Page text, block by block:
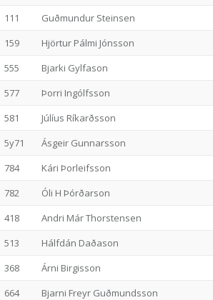
111
Guðmundur Steinsen
159
Hjörtur Pálmi Jónsson
555
Bjarki Gylfason
577
Þorri Ingólfsson
581
Júlíus Ríkarðsson
5y71
Ásgeir Gunnarsson
784
Kári Þorleifsson
782
Óli H Þórðarson
418
Andri Már Thorstensen
513
Hálfdán Daðason
368
Árni Birgisson
664
Bjarni Freyr Guðmundsson